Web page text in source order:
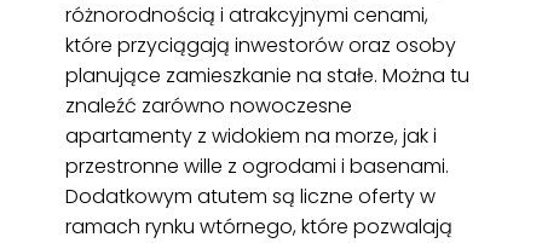
różnorodnością i atrakcyjnymi cenami,
które przyciągają inwestorów oraz osoby
planujące zamieszkanie na stałe. Można tu
znaleźć zarówno nowoczesne
apartamenty z widokiem na morze, jak i
przestronne wille z ogrodami i basenami.
Dodatkowym atutem są liczne oferty w
ramach rynku wtórnego, które pozwalają